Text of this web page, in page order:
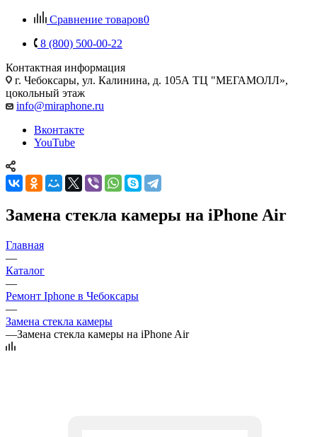
Сравнение товаров0
8 (800) 500-00-22
Контактная информация
г. Чебоксары, ул. Калинина, д. 105А ТЦ "МЕГАМОЛЛ»,
цокольный этаж
info@miraphone.ru
Вконтакте
YouTube
Замена стекла камеры на iPhone Air
Главная
—
Каталог
—
Ремонт Iphone в Чебоксары
—
Замена стекла камеры
—Замена стекла камеры на iPhone Air